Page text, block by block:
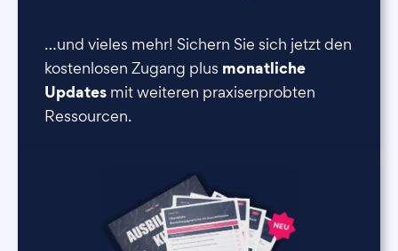
…und vieles mehr! Sichern Sie sich jetzt den
kostenlosen Zugang plus monatliche
Updates mit weiteren praxiserprobten
Ressourcen.